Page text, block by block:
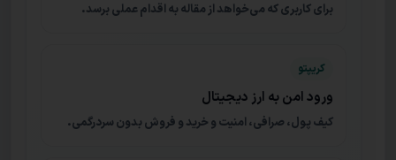
برای کاربری که می‌خواهد از مقاله به اقدام عملی برسد.
کریپتو
ورود امن به ارز دیجیتال
کیف پول، صرافی، امنیت و خرید و فروش بدون سردرگمی.